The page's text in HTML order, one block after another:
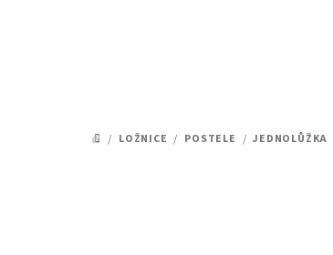
DOMŮ
/ LOŽNICE / POSTELE / JEDNOLŮŽKA